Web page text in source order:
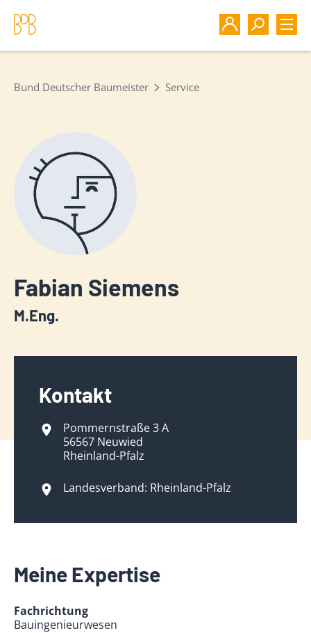
Bund Deutscher Baumeister Service
Fabian Siemens
M.Eng.
Kontakt
Pommernstraße 3 A
56567 Neuwied
Rheinland-Pfalz
Landesverband: Rheinland-Pfalz
Meine Expertise
Fachrichtung
Bauingenieurwesen